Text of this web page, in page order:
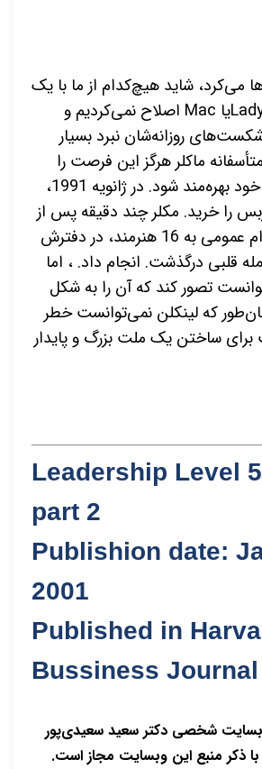
می‌کرد، شاید هیچ‌کدام از ما با یک
یا Mac اصلاح نمی‌کردیم و
روزانه‌شان نبرد بسیار
ماکلر هرگز این فرصت را
نداشت که از زحمات خود بهره‌مند شود. در ژانویه 1991،
را خرید. مکلر چند دقیقه پس از
دیدن این ادای احترام عمومی به 16 هنرمند، در دفترش
قلبی درگذشت. انجام داد. ، اما
تصور کند که آن را به شکل
که لینکلن نمی‌توانست خطر
ساختن یک ملت بزرگ و پایدار
Leadership Level 5
part 2
Publishion date:
2001
Published in
Bussiness Journal
شخصی دکتر سعید سعیدی‌پور
ذکر منبع این وبسایت مجاز است.